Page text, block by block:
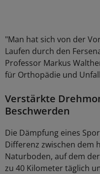
"Man hat sich von der
Laufen durch den
Professor Markus
für Orthopädie und
Verstärkte
Beschwerden
Die Dämpfung eines
Differenz zwischen dem
Naturboden, auf dem
zu 40 Kilometer täglich